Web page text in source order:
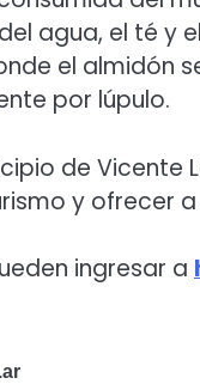
agua, el té y
el almidón
por lúpulo.
de Vicente
y ofrecer
ingresar a